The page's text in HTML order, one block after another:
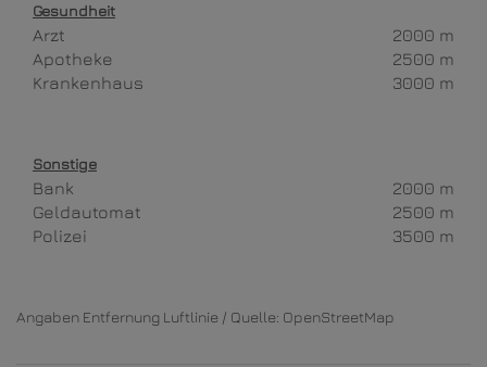
Gesundheit
Arzt
2000 m
Apotheke
2500 m
Krankenhaus
3000 m
Sonstige
Bank
2000 m
Geldautomat
2500 m
Polizei
3500 m
Angaben Entfernung Luftlinie / Quelle: OpenStreetMap